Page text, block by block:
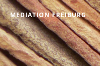
MEDIATION FREIBURG